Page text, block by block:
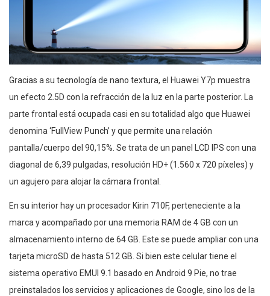
Gracias a su tecnología de nano textura, el Huawei Y7p muestra
un efecto 2.5D con la refracción de la luz en la parte posterior. La
parte frontal está ocupada casi en su totalidad algo que Huawei
denomina ‘FullView Punch’ y que permite una relación
pantalla/cuerpo del 90,15%. Se trata de un panel LCD IPS con una
diagonal de 6,39 pulgadas, resolución HD+ (1.560 x 720 píxeles) y
un agujero para alojar la cámara frontal.
En su interior hay un procesador Kirin 710F, perteneciente a la
marca y acompañado por una memoria RAM de 4 GB con un
almacenamiento interno de 64 GB. Este se puede ampliar con una
tarjeta microSD de hasta 512 GB. Si bien este celular tiene el
sistema operativo EMUI 9.1 basado en Android 9 Pie, no trae
preinstalados los servicios y aplicaciones de Google, sino los de la